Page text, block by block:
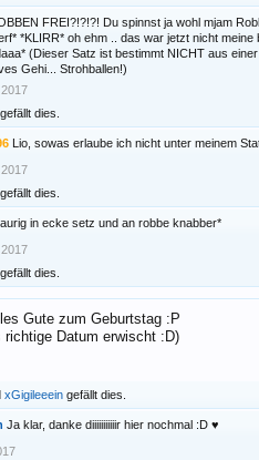
FREI?!?!?! Du spinnst ja wohl mjam
*KLIRR* oh ehm .. das war jetzt nicht meine
(Dieser Satz ist bestimmt NICHT aus
Gehi... Strohballen!)
gefällt dies.
Lio, sowas erlaube ich nicht unter meinem
gefällt dies.
in ecke setz und an robbe knabber*
gefällt dies.
Gute zum Geburtstag :P
richtige Datum erwischt :D)
xGigileeein gefällt dies.
Ja klar, danke diiiiiiiiiiir hier nochmal :D ♥